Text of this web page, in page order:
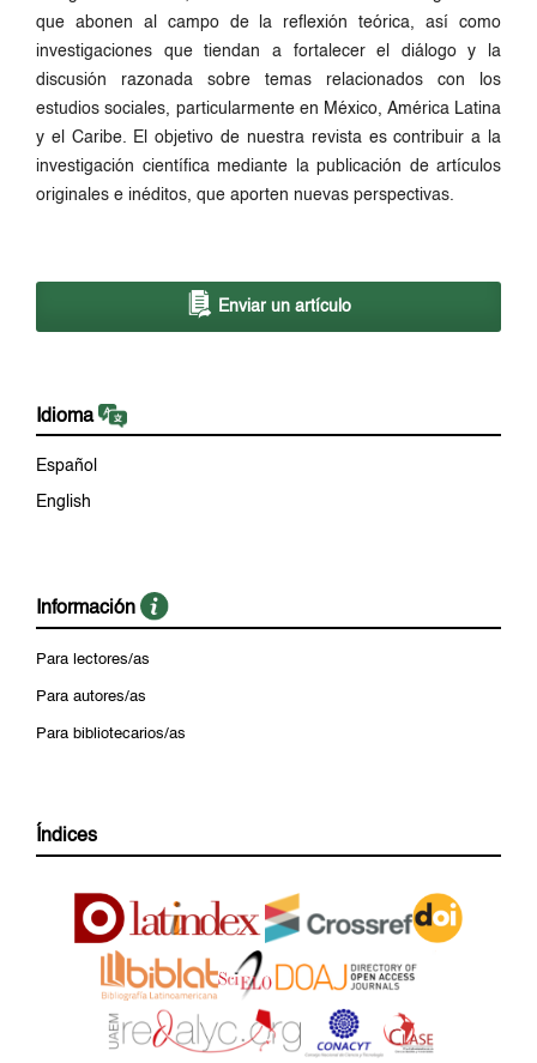
que abonen al campo de la reflexión teórica, así como
investigaciones que tiendan a fortalecer el diálogo y la
discusión razonada sobre temas relacionados con los
estudios sociales, particularmente en México, América Latina
y el Caribe. El objetivo de nuestra revista es contribuir a la
investigación científica mediante la publicación de artículos
originales e inéditos, que aporten nuevas perspectivas.
Enviar un artículo
Idioma
Español
English
Información
Para lectores/as
Para autores/as
Para bibliotecarios/as
Índices